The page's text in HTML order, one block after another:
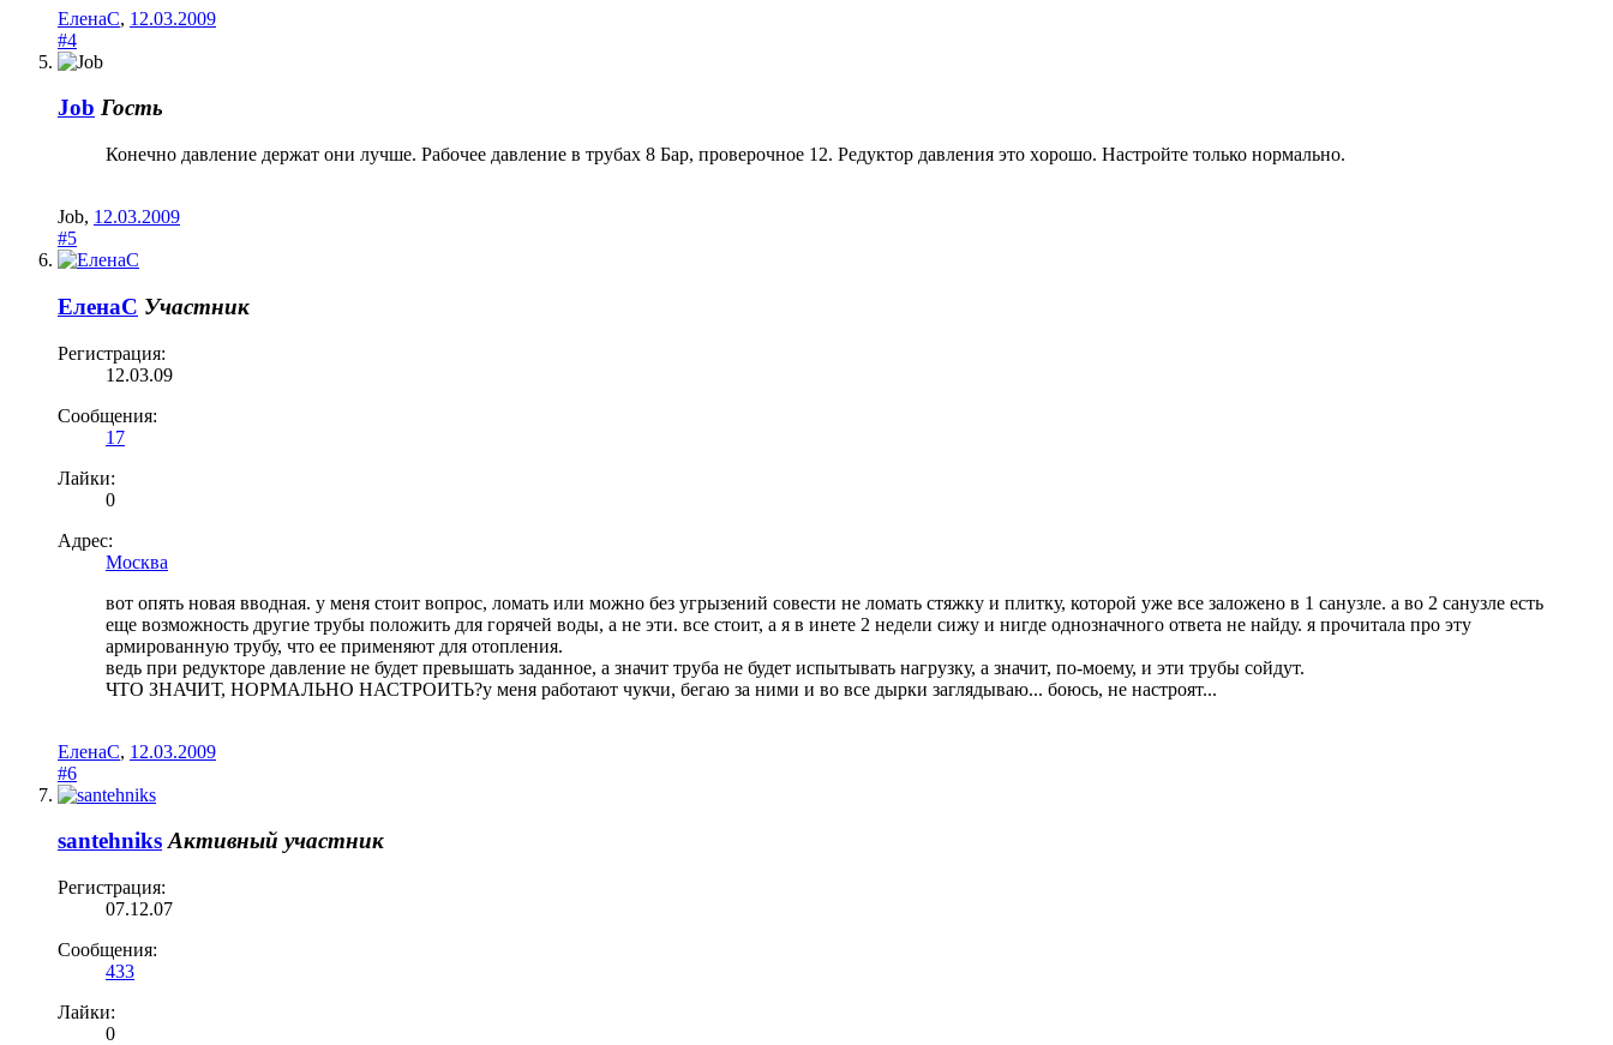
ЕленаC, 12.03.2009
#4
Job Гость
Конечно давление держат они лучше. Рабочее давление в трубаx 8 Бар, проверочное 12. Редуктор давления это xорошо. Настройте только нормально.
Job, 12.03.2009
#5
ЕленаC Участник
Регистрация:
12.03.09
Сообщения:
17
Лайки:
0
Адрес:
Москва
вот опять новая вводная. у меня стоит вопрос, ломать или можно без угрызений совести не ломать стяжку и плитку, которой уже все заложено в 1 санузле. а во 2 санузле есть
еще возможность другие трубы положить для горячей воды, а не эти. все стоит, а я в инете 2 недели сижу и нигде однозначного ответа не найду. я прочитала про эту
армированную трубу, что ее применяют для отопления.
ведь при редукторе давление не будет превышать заданное, а значит труба не будет испытывать нагрузку, а значит, по-моему, и эти трубы сойдут.
ЧТО ЗНАЧИТ, НОРМАЛЬНО НАСТРОИТЬ?у меня работают чукчи, бегаю за ними и во все дырки заглядываю... боюсь, не настроят...
ЕленаC, 12.03.2009
#6
santehniks Активный участник
Регистрация:
07.12.07
Сообщения:
433
Лайки:
0